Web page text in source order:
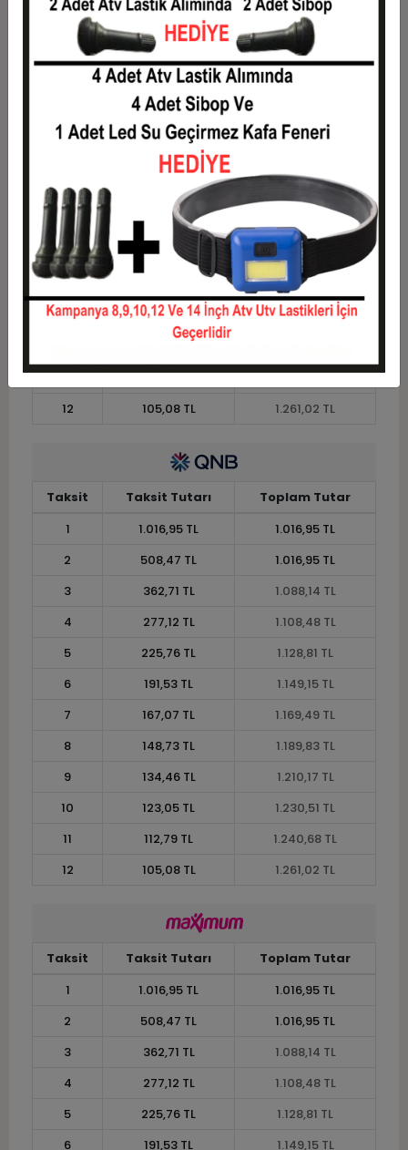
Taksit Taksit Tutarı
Toplam Tutar
1
1.016,95 TL
1.016,95 TL
508,47 TL
3
362,71 TL
1.088,14 TL
277,12 TL
5
225,76 TL
6
191,53 TL
1.149,15 TL
7
167,07 TL
1.169,49 TL
8
1.189,83 TL
9
134,46 TL
1.210,17 TL
123,05 TL
11
112,79 TL
1.240,68 TL
12
105,08 TL 1.261,02 TL
Taksit Taksit Tutarı
Toplam Tutar
1
1.016,95 TL
1.016,95 TL
2
508,47 TL
1.016,95 TL
3
362,71 TL
1.088,14 TL
4
277,12 TL
1.108,48 TL
5
225,76 TL
1.128,81 TL
6
191,53 TL
1.149,15 TL
7
167,07 TL
1.169,49 TL
8
148,73 TL
1.189,83 TL
9
134,46 TL
1.210,17 TL
10
123,05 TL
1.230,51 TL
11
112,79 TL
1.240,68 TL
12
105,08 TL 1.261,02 TL
Taksit Taksit Tutarı
Toplam Tutar
1
1.016,95 TL
1.016,95 TL
2
508,47 TL
1.016,95 TL
3
362,71 TL
1.088,14 TL
4
277,12 TL
1.108,48 TL
5
225,76 TL
1.128,81 TL
6
191,53 TL 1.149,15 TL